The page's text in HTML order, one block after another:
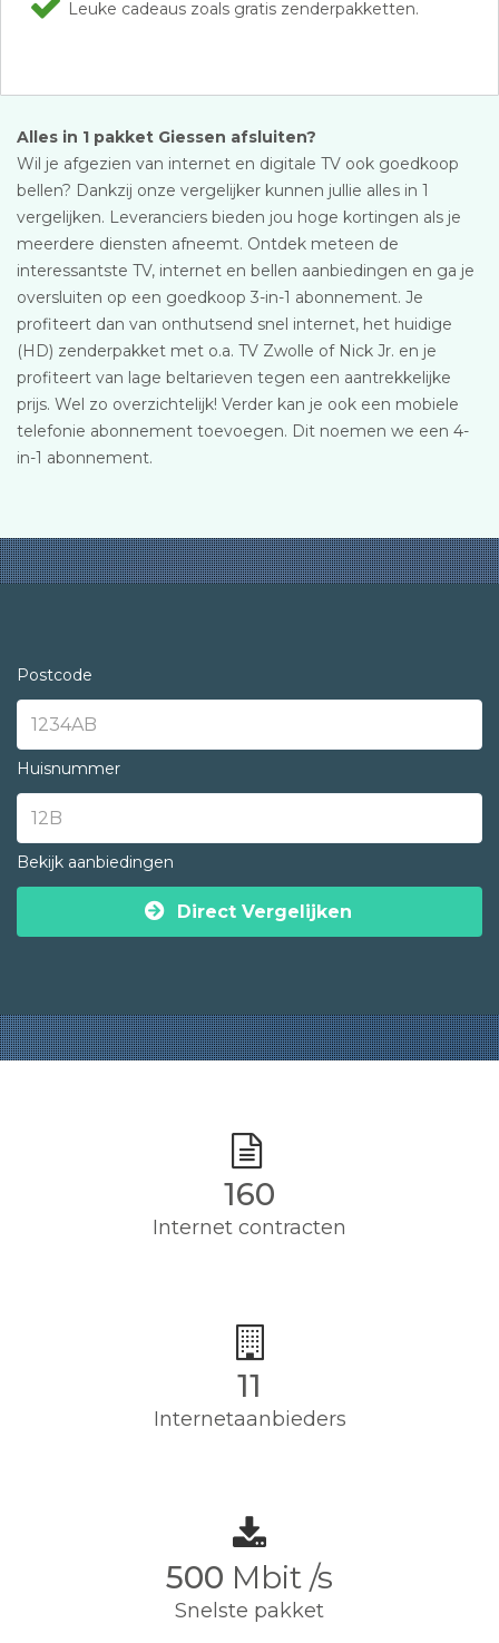
Leuke cadeaus zoals gratis zenderpakketten.
Alles in 1 pakket Giessen afsluiten?
Wil je afgezien van internet en digitale TV ook goedkoop
bellen? Dankzij onze vergelijker kunnen jullie alles in 1
vergelijken. Leveranciers bieden jou hoge kortingen als je
meerdere diensten afneemt. Ontdek meteen de
interessantste TV, internet en bellen aanbiedingen en ga je
oversluiten op een goedkoop 3-in-1 abonnement. Je
profiteert dan van onthutsend snel internet, het huidige
(HD) zenderpakket met o.a. TV Zwolle of Nick Jr. en je
profiteert van lage beltarieven tegen een aantrekkelijke
prijs. Wel zo overzichtelijk! Verder kan je ook een mobiele
telefonie abonnement toevoegen. Dit noemen we een 4-
in-1 abonnement.
Postcode
Huisnummer
Bekijk aanbiedingen
Direct Vergelijken
160
Internet contracten
11
Internetaanbieders
500 Mbit /s
Snelste pakket